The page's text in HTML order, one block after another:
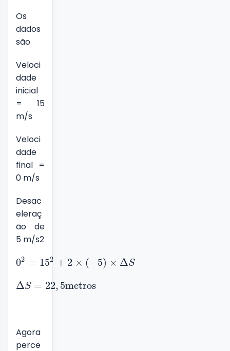
Os
dados
são
Veloci
dade
inicial
= 15
m/s
Veloci
dade
final =
0 m/s
Desac
eleraç
ão de
5 m/s2
02 = 152 + 2 × (−5) × ΔS
ΔS = 22, 5metros
Agora
perce